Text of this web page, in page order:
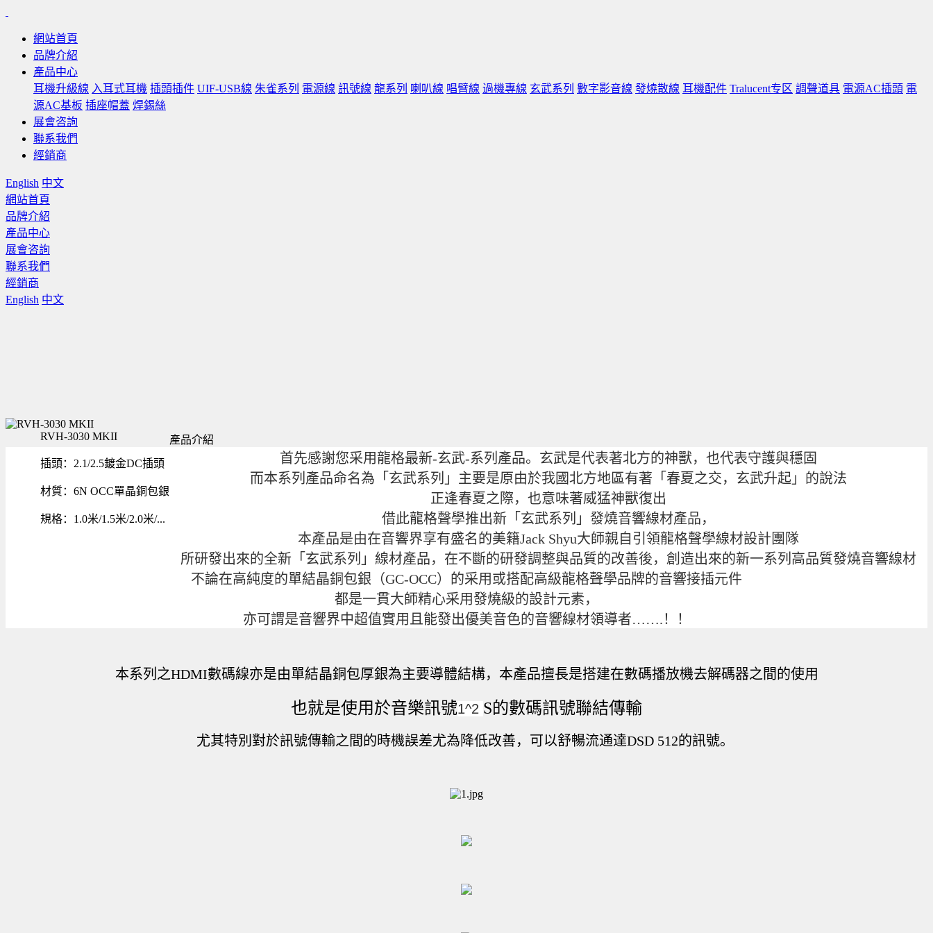
網站首頁
品牌介紹
產品中心
耳機升級線 入耳式耳機 插頭插件 UIF-USB線 朱雀系列 電源線 訊號線 龍系列 喇叭線 唱臂線 過機專線 玄武系列 數字影音線 發燒散線 耳機配件 Tralucent专区 調聲道具 電源AC插頭 電
源AC基板 插座帽蓋 焊錫絲
展會咨詢
聯系我們
經銷商
English 中文
網站首頁
品牌介紹
產品中心
展會咨詢
聯系我們
經銷商
English 中文
RVH-3030 MKII
插頭：2.1/2.5鍍金DC插頭
材質：6N OCC單晶銅包銀
規格：1.0米/1.5米/2.0米/...
產品介紹
首先感謝您采用龍格最新-玄武-系列產品。玄武是代表著北方的神獸，也代表守護與穩固
而本系列產品命名為「玄武系列」主要是原由於我國北方地區有著「春夏之交，玄武升起」的說法
正逢春夏之際，也意味著威猛神獸復出
借此龍格聲學推出新「玄武系列」發燒音響線材產品，
本產品是由在音響界享有盛名的美籍Jack Shyu大師親自引領龍格聲學線材設計團隊
所研發出來的全新「玄武系列」線材產品，在不斷的研發調整與品質的改善後，創造出來的新一系列高品質發燒音響線材
不論在高純度的單結晶銅包銀（GC-OCC）的采用或搭配高級龍格聲學品牌的音響接插元件
都是一貫大師精心采用發燒級的設計元素，
亦可謂是音響界中超值實用且能發出優美音色的音響線材領導者…….！！
本系列之HDMI數碼線亦是由單結晶銅包厚銀為主要導體結構，本產品擅長是搭建在數碼播放機去解碼器之間的使用
也就是使用於音樂訊號1^2 S的數碼訊號聯結傳輸
尤其特別對於訊號傳輸之間的時機誤差尤為降低改善，可以舒暢流通達DSD 512的訊號。